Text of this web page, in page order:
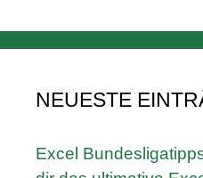
NEUESTE
Excel